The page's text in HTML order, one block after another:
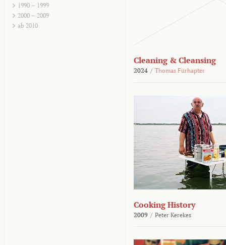
1990 – 1999
2000 – 2009
ab 2010
Cleaning & Cleansing
2024 / Thomas Fürhapter
Cooking History
2009 / Peter Kerekes